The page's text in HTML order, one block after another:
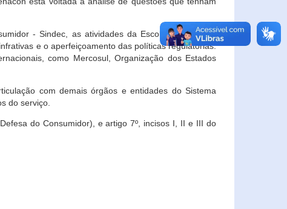
- Sindec, as atividades da Escola Nacional de
e o aperfeiçoamento das políticas regulatórias.
como Mercosul, Organização dos Estados
com demais órgãos e entidades do Sistema
do serviço.
do Consumidor), e artigo 7º, incisos I, II e III do